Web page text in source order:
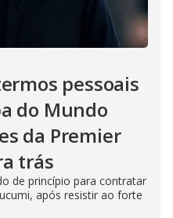
pessoais
do Mundo
da Premier
trás
de princípio para contratar
após resistir ao forte